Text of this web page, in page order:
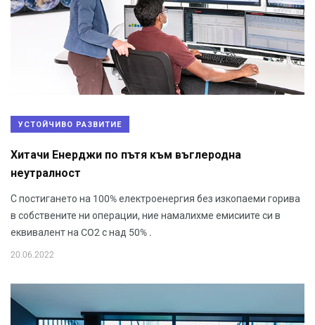
УСТОЙЧИВО РАЗВИТИЕ
Хитачи Енерджи по пътя към въглеродна
неутралност
С постигането на 100% електроенергия без изкопаеми горива
в собствените ни операции, ние намалихме емисиите си в
еквивалент на CO2 с над 50% .
20.06.2022